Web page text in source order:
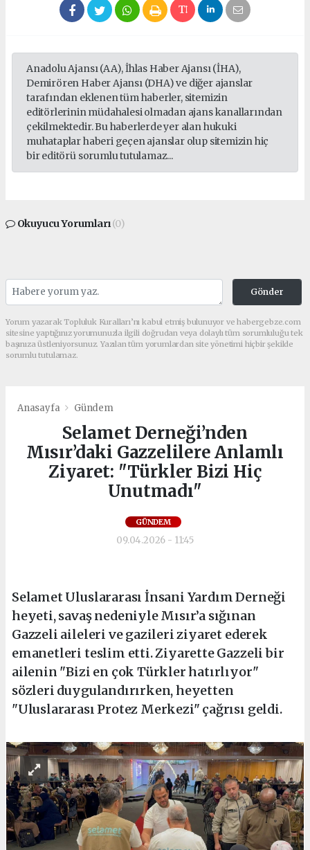
Anadolu Ajansı (AA), İhlas Haber Ajansı (İHA),
Demirören Haber Ajansı (DHA) ve diğer ajanslar
tarafından eklenen tüm haberler, sitemizin
editörlerinin müdahalesi olmadan ajans kanallarından
çekilmektedir. Bu haberlerde yer alan hukuki
muhataplar haberi geçen ajanslar olup sitemizin hiç
bir editörü sorumlu tutulamaz...
Okuyucu Yorumları(0)
Gönder
Yorum yazarak Topluluk Kuralları’nı kabul etmiş bulunuyor ve habergebze.com
sitesine yaptığınız yorumunuzla ilgili doğrudan veya dolaylı tüm sorumluluğu tek
başınıza üstleniyorsunuz. Yazılan tüm yorumlardan site yönetimi hiçbir şekilde
sorumlu tutulamaz.
Anasayfa Gündem
Selamet Derneği’nden
Mısır’daki Gazzelilere Anlamlı
Ziyaret: "Türkler Bizi Hiç
Unutmadı"
GÜNDEM
09.04.2026 - 11:45
Selamet Uluslararası İnsani Yardım Derneği
heyeti, savaş nedeniyle Mısır’a sığınan
Gazzeli aileleri ve gazileri ziyaret ederek
emanetleri teslim etti. Ziyarette Gazzeli bir
ailenin "Bizi en çok Türkler hatırlıyor"
sözleri duygulandırırken, heyetten
"Uluslararası Protez Merkezi" çağrısı geldi.